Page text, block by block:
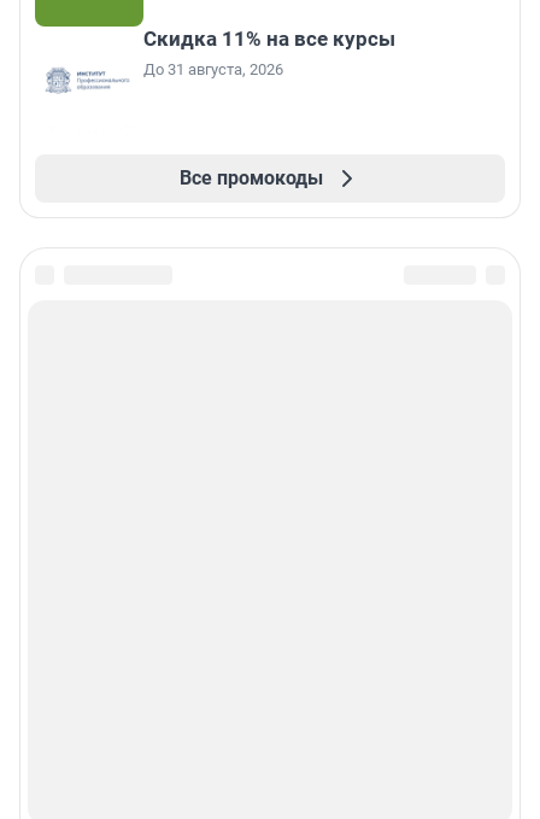
Скидка 11% на все курсы
До 31 августа, 2026
Все промокоды